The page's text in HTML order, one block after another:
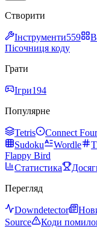
Створити
Інструменти559
Пісочниця коду
Грати
Ігри194
Популярне
Tetris Connect Four
Sudoku
Wordle
Flappy Bird
Статистика
Перегляд
Downdetector
Source
Коди